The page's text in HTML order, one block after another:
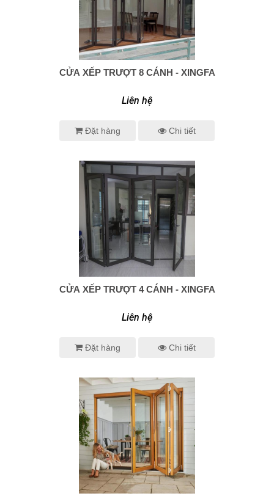
0938 414 005
CỬA XẾP TRƯỢT 8 CÁNH - XINGFA
Liên hệ
Đặt hàng Chi tiết
0938 414 005
CỬA XẾP TRƯỢT 4 CÁNH - XINGFA
Liên hệ
Đặt hàng Chi tiết